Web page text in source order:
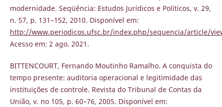
modernidade. Seqüência: Estudos Jurídicos e Políticos, v. 29,
n. 57, p. 131–152, 2010. Disponível em:
http://www.periodicos.ufsc.br/index.php/sequencia/article/
Acesso em: 2 ago. 2021.
BITTENCOURT, Fernando Moutinho Ramalho. A conquista do
tempo presente: auditoria operacional e legitimidade das
instituições de controle. Revista do Tribunal de Contas da
União, v. no 105, p. 60–76, 2005. Disponível em: